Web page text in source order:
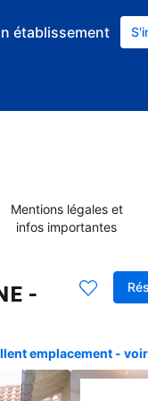
établissement
Mentions légales et
infos importantes
-
emplacement -